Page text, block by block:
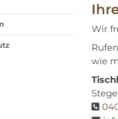
Wir
wie